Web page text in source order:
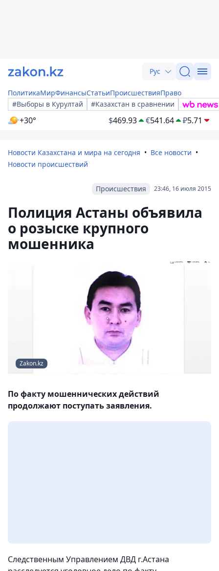
Рус
ПолитикаМирФинансыСтатьиПроисшествияПраво
#Выборы в Курултай
#Казахстан в сравнении
+30° $469.93 €541.64 ₽5.71
Новости Казахстана и мира на сегодня
Все новости
Новости происшествий
23:46, 16 июля 2015
Происшествия
Полиция Астаны объявила
о розыске крупного
мошенника
Zakon.kz
По факту мошеннических действий
продолжают поступать заявления.
Следственным Управлением ДВД г.Астана